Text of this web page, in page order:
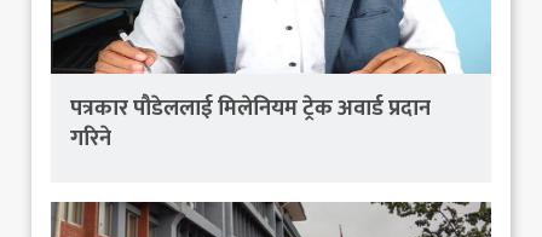
पत्रकार पौडेललाई मिलेनियम ट्रेक अवार्ड प्रदान
गरिने